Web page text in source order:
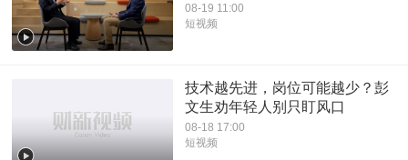
08-19 11:00
短视频
技术越先进，岗位可能越少？彭
文生劝年轻人别只盯风口
08-18 17:00
短视频